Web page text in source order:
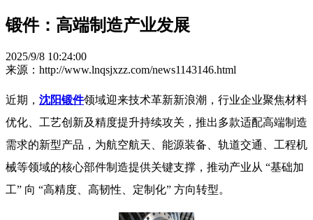
锻件：高端制造产业发展
2025/9/8 10:24:00
来源：http://www.lnqsjxzz.com/news1143146.html
近期， 沈阳锻件领域迎来技术革新新浪潮，行业企业聚焦材料
优化、工艺创新及精度提升持续攻关，推出多款适配高端制造
需求的新型产品，为航空航天、能源装备、轨道交通、工程机
械等领域的核心部件制造提供关键支撑，推动产业从 “基础加
工” 向 “高精度、高韧性、定制化” 方向转型。 ​